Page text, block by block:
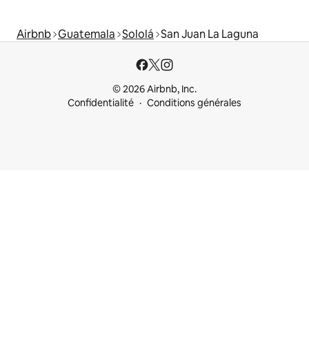
Airbnb Guatemala Sololá San Juan La Laguna
© 2026 Airbnb, Inc.
Confidentialité
Conditions générales